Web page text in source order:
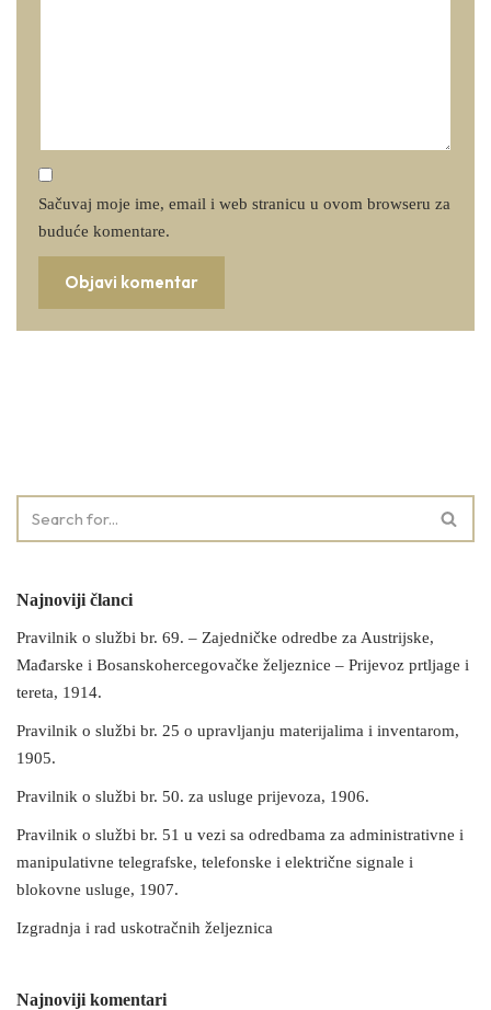
Sačuvaj moje ime, email i web stranicu u ovom browseru za
buduće komentare.
Najnoviji članci
Pravilnik o službi br. 69. – Zajedničke odredbe za Austrijske,
Mađarske i Bosanskohercegovačke željeznice – Prijevoz prtljage i
tereta, 1914.
Pravilnik o službi br. 25 o upravljanju materijalima i inventarom,
1905.
Pravilnik o službi br. 50. za usluge prijevoza, 1906.
Pravilnik o službi br. 51 u vezi sa odredbama za administrativne i
manipulativne telegrafske, telefonske i električne signale i
blokovne usluge, 1907.
Izgradnja i rad uskotračnih željeznica
Najnoviji komentari